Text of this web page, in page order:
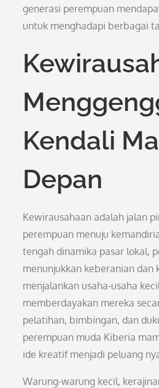
generasi perempuan
untuk menghadapi berbagai
Kendali
Depan
Kewirausahaan adalah jalan
perempuan menuju
tengah dinamika pasar lokal,
menunjukkan keberanian dan
menjalankan usaha-usaha
memberdayakan mereka
pelatihan, bimbingan, dan
perempuan muda Kiberia
ide kreatif menjadi peluang
Warung-warung kecil,